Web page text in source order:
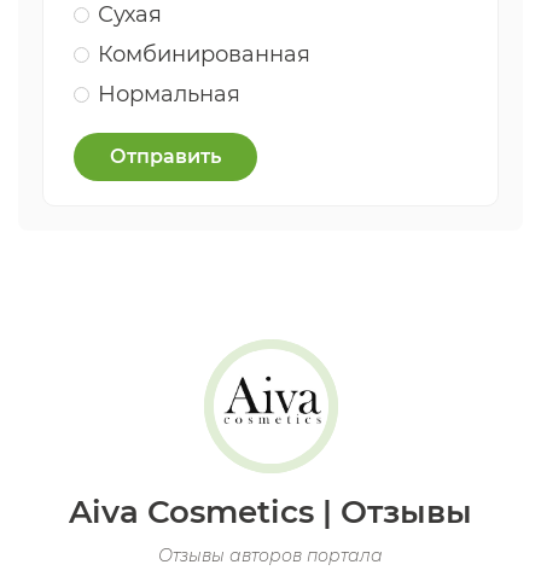
Сухая
Комбинированная
Нормальная
Отправить
Aiva Cosmetics | Отзывы
Отзывы авторов портала